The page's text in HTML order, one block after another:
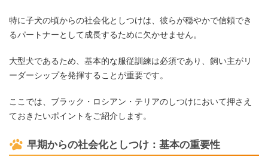
特に子犬の頃からの社会化としつけは、彼らが穏やかで信頼でき
るパートナーとして成長するために欠かせません。
大型犬であるため、基本的な服従訓練は必須であり、飼い主がリ
ーダーシップを発揮することが重要です。
ここでは、ブラック・ロシアン・テリアのしつけにおいて押さえ
ておきたいポイントをご紹介します。
早期からの社会化としつけ：基本の重要性